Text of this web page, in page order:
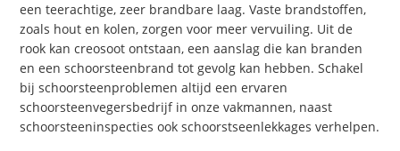
een teerachtige, zeer brandbare laag. Vaste brandstoffen,
zoals hout en kolen, zorgen voor meer vervuiling. Uit de
rook kan creosoot ontstaan, een aanslag die kan branden
en een schoorsteenbrand tot gevolg kan hebben. Schakel
bij schoorsteenproblemen altijd een ervaren
schoorsteenvegersbedrijf in onze vakmannen, naast
schoorsteeninspecties ook schoorstseenlekkages verhelpen.